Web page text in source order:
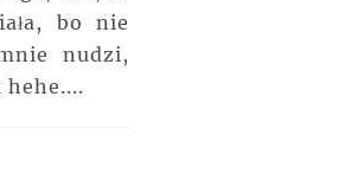
bo nie
nudzi,
hehe....